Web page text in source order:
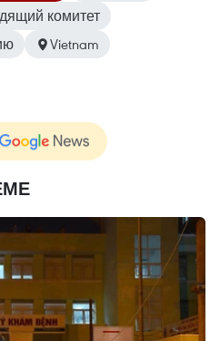
комитет
Vietnam